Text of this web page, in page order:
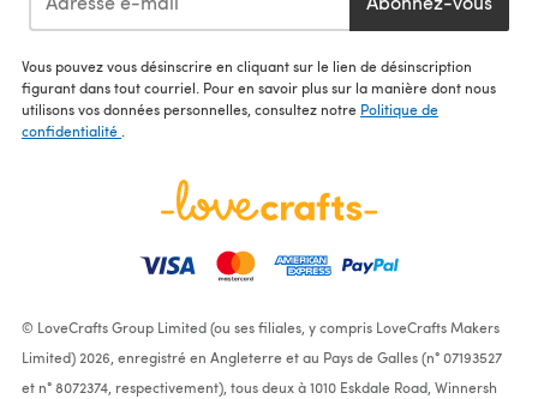
Vous pouvez vous désinscrire en cliquant sur le lien de désinscription
figurant dans tout courriel. Pour en savoir plus sur la manière dont nous
utilisons vos données personnelles, consultez notre Politique de
confidentialité
© LoveCrafts Group Limited (ou ses filiales, y compris LoveCrafts Makers
Limited) 2026, enregistré en Angleterre et au Pays de Galles (n° 07193527
et n° 8072374, respectivement), tous deux à 1010 Eskdale Road, Winnersh